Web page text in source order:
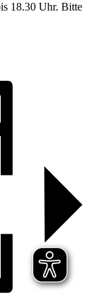
18.30 Uhr. Bitte